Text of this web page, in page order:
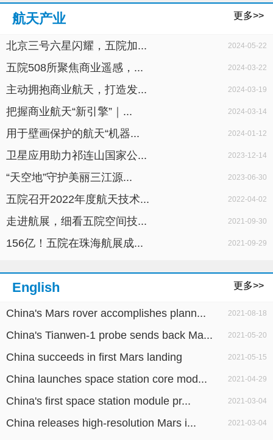
航天产业 更多>>
北京三号六星闪耀，五院加... 2024-05-22
五院508所聚焦商业遥感，... 2024-03-22
主动拥抱商业航天，打造发... 2024-03-19
把握商业航天“新引擎”｜... 2024-03-14
用于壁画保护的航天“机器... 2024-01-12
卫星应用助力祁连山国家公... 2023-12-14
“天空地”守护美丽三江源... 2023-06-30
五院召开2022年度航天技术... 2022-04-02
走进航展，细看五院空间技... 2021-09-30
156亿！五院在珠海航展成... 2021-09-29
English 更多>>
China's Mars rover accomplishes plann... 2021-08-18
China's Tianwen-1 probe sends back Ma... 2021-05-20
China succeeds in first Mars landing 2021-05-15
China launches space station core mod... 2021-04-29
China's first space station module pr... 2021-03-04
China releases high-resolution Mars i... 2021-03-04